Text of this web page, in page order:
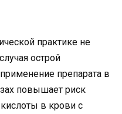
практике не
острой
препарата в
повышает риск
в крови с